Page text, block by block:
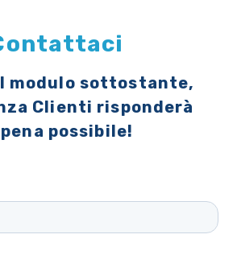
modulo sottostante,
Clienti risponderà
possibile!